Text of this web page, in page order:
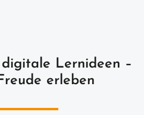
Lernideen –
erleben